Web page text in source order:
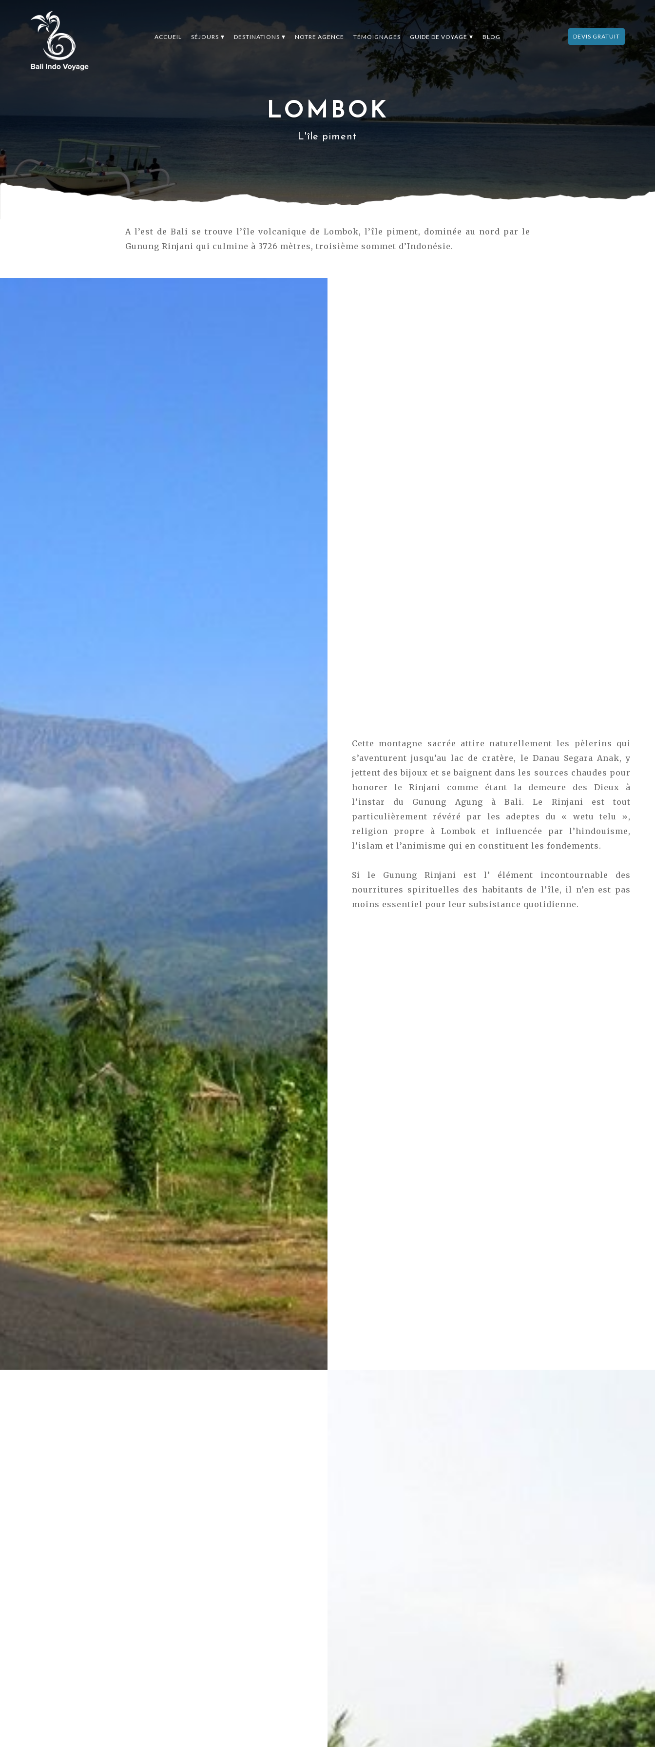
ACCUEIL SÉJOURS DESTINATIONS NOTRE AGENCE TÉMOIGNAGES GUIDE DE VOYAGE BLOG DEVIS GRATUIT
LOMBOK
L'île piment
A l’est de Bali se trouve l’île volcanique de Lombok, l’île piment, dominée au nord par le
Gunung Rinjani qui culmine à 3726 mètres, troisième sommet d’Indonésie.
Cette montagne sacrée attire naturellement les pèlerins qui
s’aventurent jusqu’au lac de cratère, le Danau Segara Anak, y
jettent des bijoux et se baignent dans les sources chaudes pour
honorer le Rinjani comme étant la demeure des Dieux à
l’instar du Gunung Agung à Bali. Le Rinjani est tout
particulièrement révéré par les adeptes du « wetu telu »,
religion propre à Lombok et influencée par l’hindouisme,
l’islam et l’animisme qui en constituent les fondements.
Si le Gunung Rinjani est l’ élément incontournable des
nourritures spirituelles des habitants de l’île, il n’en est pas
moins essentiel pour leur subsistance quotidienne.